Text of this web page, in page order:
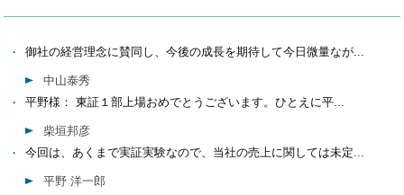
御社の経営理念に賛同し、今後の成長を期待して今日微量なが...
中山泰秀
平野様： 東証１部上場おめでとうございます。ひとえに平...
柴垣邦彦
今回は、あくまで実証実験なので、当社の売上に関しては未定...
平野 洋一郎